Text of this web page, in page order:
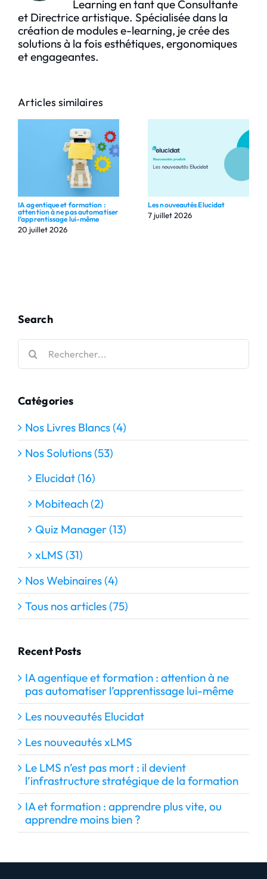
Learning en tant que Consultante
et Directrice artistique. Spécialisée dans la
création de modules e-learning, je crée des
solutions à la fois esthétiques, ergonomiques
et engageantes.
Articles similaires
IA agentique et formation :
attention à ne pas automatiser
l’apprentissage lui-même
20 juillet 2026
Les nouveautés Elucidat
7 juillet 2026
Search
Rechercher:
Catégories
Nos Livres Blancs (4)
Nos Solutions (53)
Elucidat (16)
Mobiteach (2)
Quiz Manager (13)
xLMS (31)
Nos Webinaires (4)
Tous nos articles (75)
Recent Posts
IA agentique et formation : attention à ne
pas automatiser l’apprentissage lui-même
Les nouveautés Elucidat
Les nouveautés xLMS
Le LMS n’est pas mort : il devient
l’infrastructure stratégique de la formation
IA et formation : apprendre plus vite, ou
apprendre moins bien ?